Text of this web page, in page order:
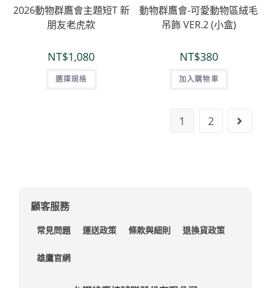
2026動物群鷹會主題短T 新
朋友老虎款
NT$1,080
選擇規格
動物群鷹會-可愛動物區絨毛
吊飾 VER.2 (小盒)
NT$380
加入購物車
1 2
顧客服務
常見問題 運送政策 條款與細則 退換貨政策
雄鷹官網